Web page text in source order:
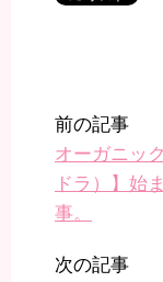
前の記事
オーガニッ
ドラ）】始
事。
次の記事